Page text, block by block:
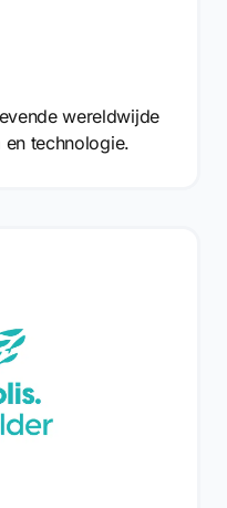
wereldwijde
technologie.